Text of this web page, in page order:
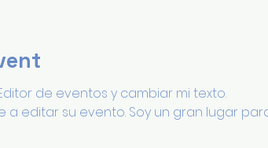
de eventos y cambiar mi texto.
a editar su evento. Soy un gran lugar